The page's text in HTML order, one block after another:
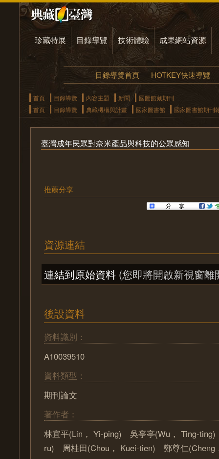
珍藏特展 目錄導覽 技術體驗 成果網站資源
目錄導覽首頁 HOTKEY快速導覽
首頁 目錄導覽 內容主題 新聞
國圖館藏期刊
首頁
目錄導覽 典藏機構與計畫 國家圖書館 國家圖書館期刊
臺灣成年民眾對奈米產品與科技的公眾感知
推薦分享
資源連結
連結到原始資料 (您即將開啟新視窗離
後設資料
資料識別：
A10039510
資料類型：
期刊論文
著作者：
林宜平(Lin， Yi-ping) 吳亭亭(Wu， Ting-
ru) 周桂田(Chou， Kuei-tien) 鄭尊仁(Cheng